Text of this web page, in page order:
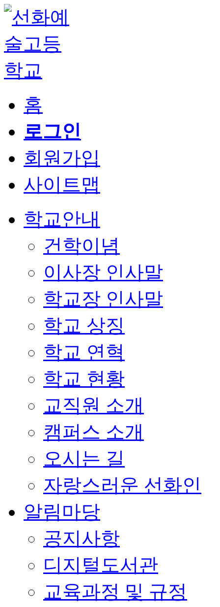
홈
로그인
회원가입
사이트맵
학교안내
건학이념
이사장 인사말
학교장 인사말
학교 상징
학교 연혁
학교 현황
교직원 소개
캠퍼스 소개
오시는 길
자랑스러운 선화인
알림마당
공지사항
디지털도서관
교육과정 및 규정